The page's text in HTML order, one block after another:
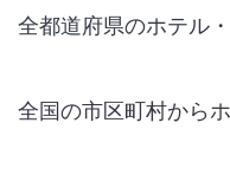
全都道府県のホテル
全国の市区町村から